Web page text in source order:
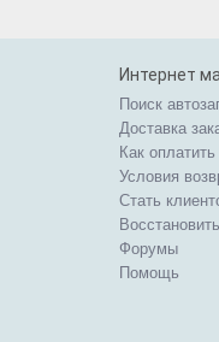
Интернет
Поиск
Доставка
Как оплатить
Условия
Стать
Форумы
Помощь